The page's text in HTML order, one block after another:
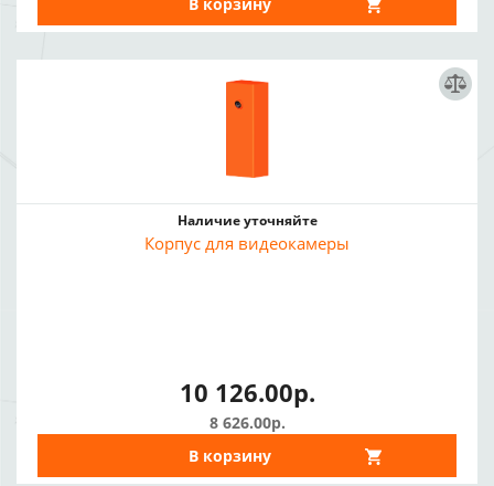
Наличие уточняйте
Корпус для видеокамеры
10 126.00р.
8 626.00р.
В корзину